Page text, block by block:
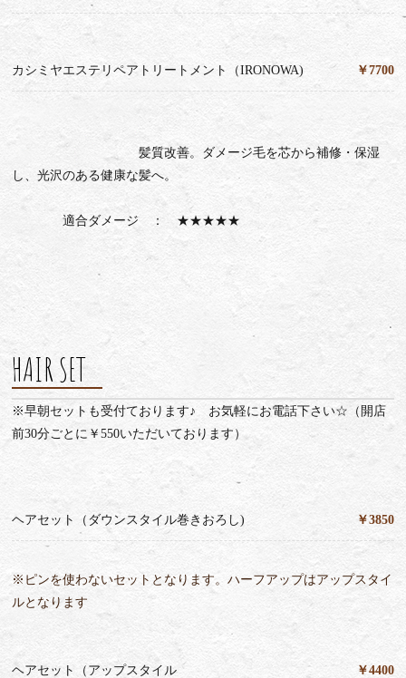
カシミヤエステリペアトリートメント（IRONOWA) ￥7700
髪質改善。ダメージ毛を芯から補修・保湿
し、光沢のある健康な髪へ。
適合ダメージ ： ★★★★★
HAIR SET
※早朝セットも受付ております♪ お気軽にお電話下さい☆（開店
前30分ごとに￥550いただいております）
ヘアセット（ダウンスタイル巻きおろし) ￥3850
※ピンを使わないセットとなります。ハーフアップはアップスタイ
ルとなります
ヘアセット（アップスタイル ￥4400